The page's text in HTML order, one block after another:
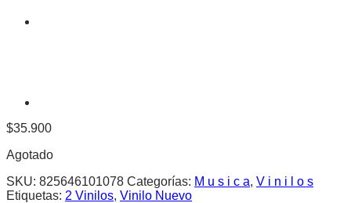
$35.900
Agotado
SKU: 825646101078 Categorías: M u s i c a, V i n i l o s
Etiquetas: 2 Vinilos, Vinilo Nuevo